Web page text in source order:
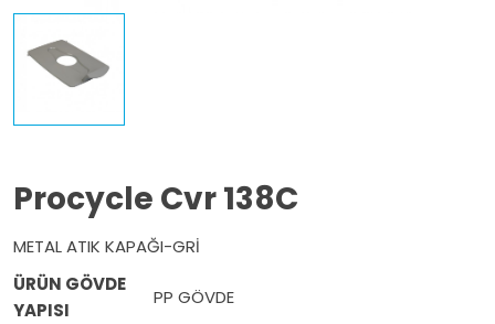
Procycle Cvr 138C
METAL ATIK KAPAĞI-GRİ
ÜRÜN GÖVDE
YAPISI
PP GÖVDE